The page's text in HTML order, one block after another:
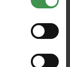
von Tapeten
von 50 bis 98 cm,
Aufbewahrung